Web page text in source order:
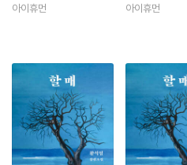
아이휴먼 아이휴먼